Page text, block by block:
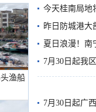
渔船
今天桂南局地
需继续防范
昨日防城港大
雨
夏日浪漫！南
7月30日起我
7月30日起广